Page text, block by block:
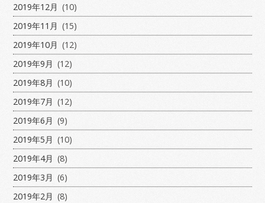
2019年12月 (10)
2019年11月 (15)
2019年10月 (12)
2019年9月 (12)
2019年8月 (10)
2019年7月 (12)
2019年6月 (9)
2019年5月 (10)
2019年4月 (8)
2019年3月 (6)
2019年2月 (8)